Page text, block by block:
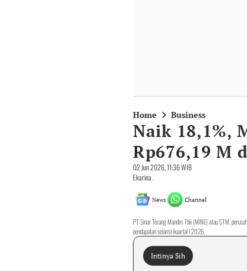
Home Business
Naik 18,1%,
Rp676,19 M
02 Jun 2026, 11:36 WIB
Ekarina .
News Channel
PT Sinar Terang Mandiri Tbk (MINE) atau STM,
pendapatan selama kuartal I 2026.
Intinya Sih